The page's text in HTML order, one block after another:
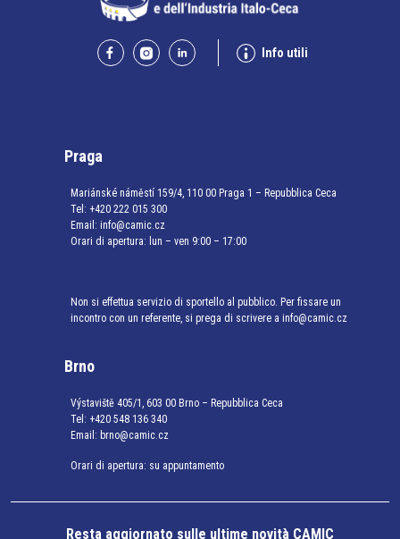
Info utili
Praga
Mariánské náměstí 159/4, 110 00 Praga 1 – Repubblica Ceca
Tel: +420 222 015 300
Email: info@camic.cz
Orari di apertura: lun – ven 9:00 – 17:00
Non si effettua servizio di sportello al pubblico. Per fissare un
incontro con un referente, si prega di scrivere a info@camic.cz
Brno
Výstaviště 405/1, 603 00 Brno – Repubblica Ceca
Tel: +420 548 136 340
Email: brno@camic.cz
Orari di apertura: su appuntamento
Resta aggiornato sulle ultime novità CAMIC